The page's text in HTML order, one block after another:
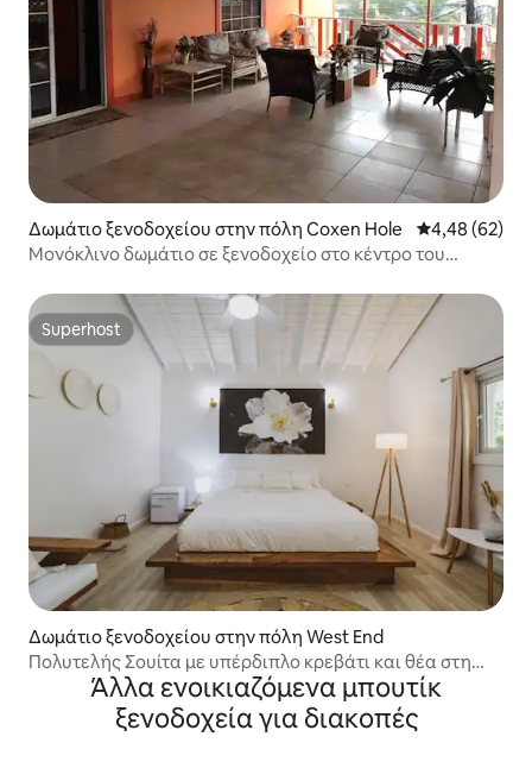
Δωμάτιο ξενοδοχείου στην πόλη Coxen Hole Μέση
4,48 (62)
Μονόκλινο δωμάτιο σε ξενοδοχείο στο κέντρο του
Superhost
Superhost
Δωμάτιο ξενοδοχείου στην πόλη West End
Πολυτελής Σουίτα με υπέρδιπλο κρεβάτι και θέα στη
ζούγκλα @ Luna Beach Roatan
Άλλα ενοικιαζόμενα μπουτίκ
ξενοδοχεία για διακοπές